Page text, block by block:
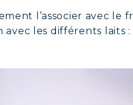
l’associer avec le
avec les différents laits